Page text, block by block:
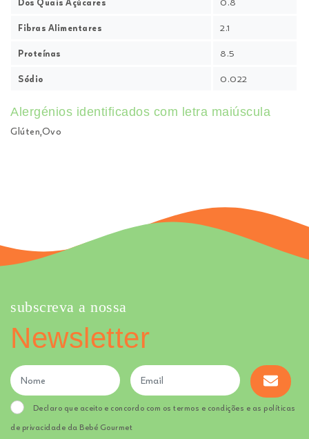
Fibras Alimentares 2.1
Proteínas 8.5
Sódio 0.022
Alergénios identificados com letra maiúscula
Glúten,Ovo
subscreva a nossa
Newsletter
Declaro que aceito e concordo com os termos e condições e as políticas
de privacidade da Bebé Gourmet